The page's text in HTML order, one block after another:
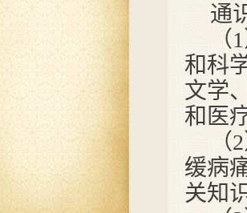
通
和科
文学
和医
缓病
关知